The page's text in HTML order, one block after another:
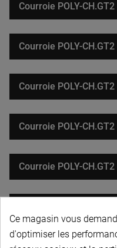
Courroie POLY-
Courroie POLY-
Courroie POLY-
Courroie POLY-
Courroie POLY-
Ce magasin vous
d'optimiser les